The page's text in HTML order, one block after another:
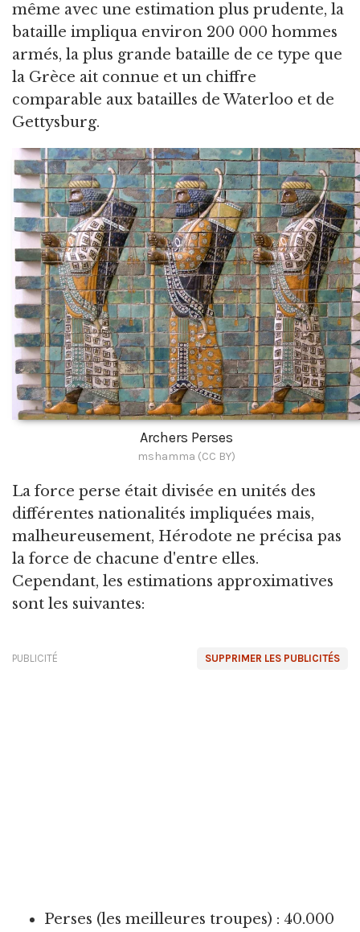
même avec une estimation plus prudente, la
bataille impliqua environ 200 000 hommes
armés, la plus grande bataille de ce type que
la Grèce ait connue et un chiffre
comparable aux batailles de Waterloo et de
Gettysburg.
Archers Perses
mshamma (CC BY)
La force perse était divisée en unités des
différentes nationalités impliquées mais,
malheureusement, Hérodote ne précisa pas
la force de chacune d'entre elles.
Cependant, les estimations approximatives
sont les suivantes:
SUPPRIMER LES PUBLICITÉS
PUBLICITÉ
Perses (les meilleures troupes) : 40.000